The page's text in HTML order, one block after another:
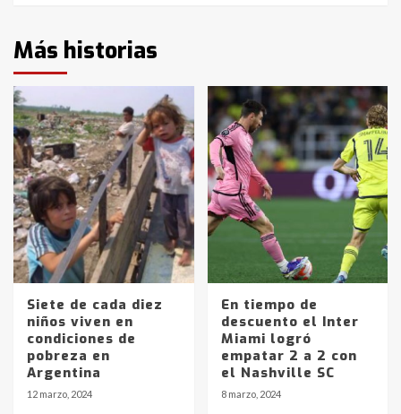
Más historias
Siete de cada diez
niños viven en
condiciones de
pobreza en
Argentina
12 marzo, 2024
En tiempo de
descuento el Inter
Miami logró
empatar 2 a 2 con
el Nashville SC
8 marzo, 2024